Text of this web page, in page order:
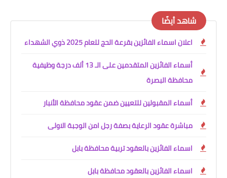
شاهد أيضًا
اعلان اسماء الفائزين بقرعة الحج للعام 2025 ذوي الشهداء
أسماء الفائزين المتقدمين على الـ 13 ألف درجة وظيفية
محافظة البصرة
أسماء المقبولين للتعيين ضمن عقود محافظة الأنبار
مباشرة عقود الرعاية بصفة رجل امن الوجبة الاولى
اسماء الفائزين بالعقود تربية محافظة بابل
اسماء الفائزين بالعقود محافظة بابل